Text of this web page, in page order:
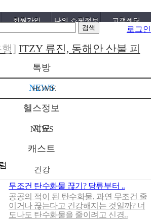
회원가입 나의 쇼핑정보 고객센터
로그인
] ITZY 류진, 동해안 산불 피
[04-12]
/칼럼] GS25, 워너브라더스
콜라·..[04-05]
봄철 자살률 증가, 10대 청소년
01]
긋한 봄내음 가득 제철나물,
/칼럼]
친 ..
[03-28]
/칼럼] GS25, 하이트진로와
생폭..[05-24]
무조건 탄수화물 끊기? 당류부
19]
] 운동 어려울때 다이어트 도
..[05-19]
행] 컬럼비아, 자연 분해되는
톡방
NEWS
헬스정보
지도
캐스트
HOME
NEWS
건강
무조건 탄수화물 끊기? 당류부터 ..
공공의 적이 된 탄수화물, 과연 무조건 줄
이거나 끊는다고 건강해지는 것일까? 너
도나도 탄수화물을 줄이려고 신경..